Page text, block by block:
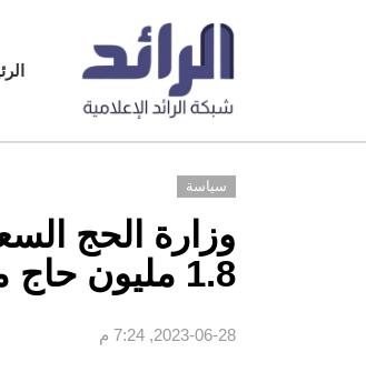
سياسة
وزارة الحج
1.8 مليون حاج من 150 دولة
2023-06-28, 7:24 م